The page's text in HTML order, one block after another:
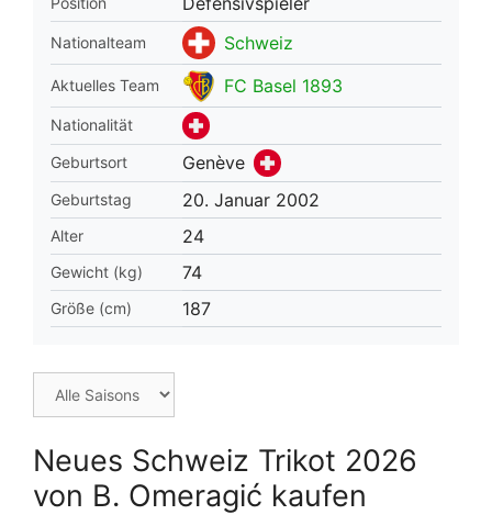
Nationalteam Schweiz
Aktuelles Team FC Basel 1893
Nationalität
Geburtsort
Genève
Geburtstag 20. Januar 2002
Alter 24
Gewicht (kg) 74
Größe (cm) 187
Neues Schweiz Trikot 2026
von B. Omeragić kaufen